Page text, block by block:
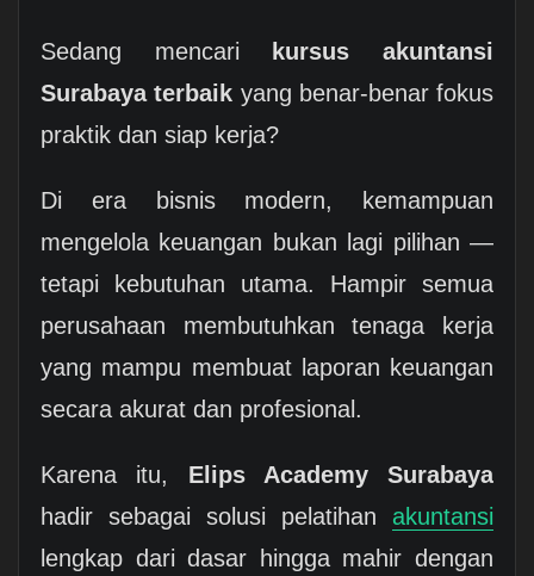
Sedang mencari
kursus akuntansi
Surabaya terbaik yang benar-benar fokus
praktik dan siap kerja?
Di era bisnis modern, kemampuan
mengelola keuangan bukan lagi pilihan —
tetapi kebutuhan utama. Hampir semua
perusahaan membutuhkan tenaga kerja
yang mampu membuat laporan keuangan
secara akurat dan profesional.
Karena itu, Elips Academy Surabaya
hadir sebagai solusi pelatihan akuntansi
lengkap dari dasar hingga mahir dengan